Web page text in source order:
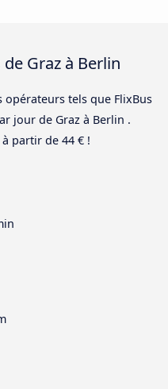
Graz à Berlin
opérateurs tels que FlixBus
jour de Graz à Berlin .
partir de 44 € !